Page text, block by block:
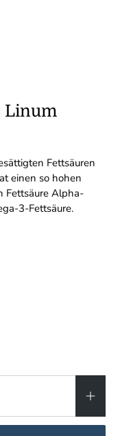
Linum
Fettsäuren
einen so hohen
Fettsäure Alpha-
3-Fettsäure.